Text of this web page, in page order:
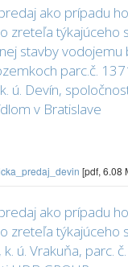
ako prípadu
zreteľa týkajúceho
stavby vodojemu
parc.č.
ú. Devín,
v Bratislave
[pdf, 6.08
ako prípadu
zreteľa týkajúceho
k. ú. Vrakuňa, parc.